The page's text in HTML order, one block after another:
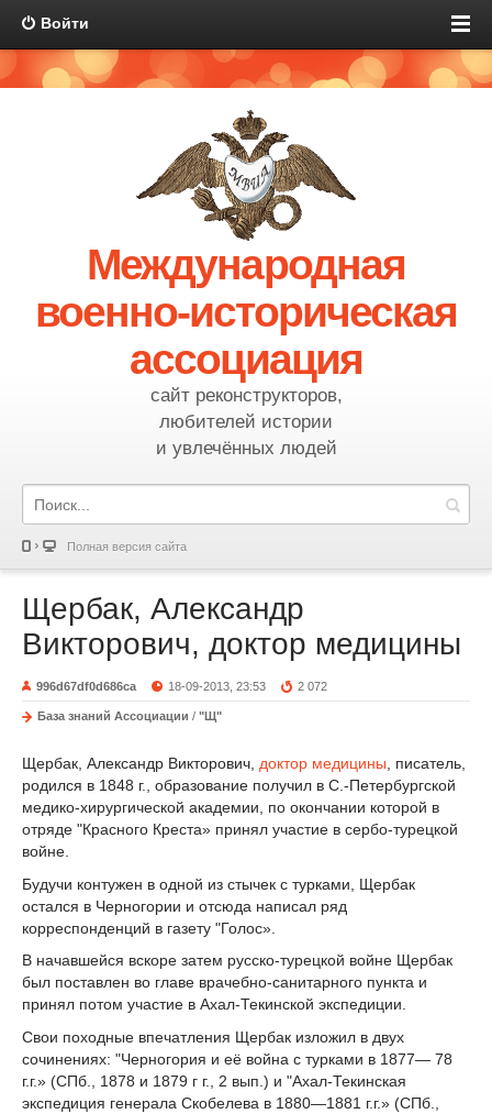
Войти
Международная
военно-историческая
ассоциация
сайт реконструкторов,
любителей истории
и увлечённых людей
Полная версия сайта
Щербак, Александр
Викторович, доктор медицины
996d67df0d686ca 18-09-2013, 23:53 2 072
База знаний Ассоциации / "Щ"
Щербак, Александр Викторович, доктор медицины , писатель,
родился в 1848 г., образование получил в С.-Петербургской
медико-хирургической академии, по окончании которой в
отряде "Красного Креста» принял участие в сербо-турецкой
войне.
Будучи контужен в одной из стычек с турками, Щербак
остался в Черногории и отсюда написал ряд
корреспонденций в газету "Голос».
В начавшейся вскоре затем русско-турецкой войне Щербак
был поставлен во главе врачебно-санитарного пункта и
принял потом участие в Ахал-Текинской экспедиции.
Свои походные впечатления Щербак изложил в двух
сочинениях: "Черногория и её война с турками в 1877— 78
г.г.» (СПб., 1878 и 1879 г г., 2 вып.) и "Ахал-Текинская
экспедиция генерала Скобелева в 1880—1881 г.г.» (СПб.,